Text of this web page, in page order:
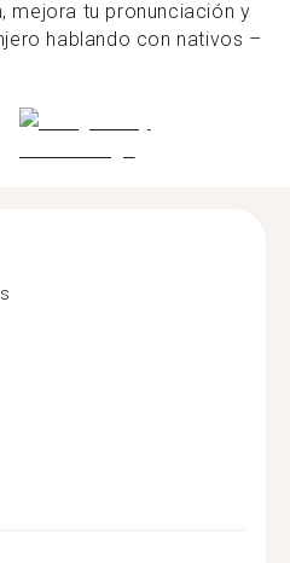
mejora tu pronunciación y
hablando con nativos –